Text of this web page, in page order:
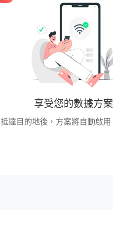
享受您的數據方案
抵達目的地後，方案將自動啟用